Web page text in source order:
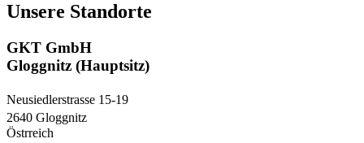
Unsere Standorte
GKT GmbH
Gloggnitz (Hauptsitz)
Neusiedlerstrasse 15-19
2640 Gloggnitz
Östrreich